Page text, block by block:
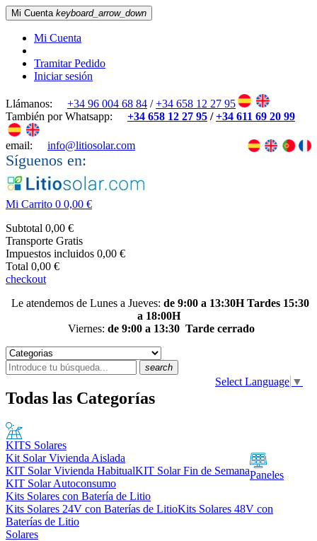
Mi Cuenta keyboard_arrow_down
Mi Cuenta
Tramitar Pedido
Iniciar sesión
Llámanos: +34 96 004 68 84 /+34 658 12 27 95
También por Whatsapp:
+34 658 12 27 95 /+34 611 69 20 99
email: info@litiosolar.com
Síguenos en:
Mi Carrito 0 0,00 €
Subtotal 0,00 €
Transporte Gratis
Impuestos incluidos 0,00 €
Total 0,00 €
checkout
Le atendemos de Lunes a Jueves: de 9:00 a 13:30H Tardes 15:30
a 18:00H
Viernes: de 9:00 a 13:30 Tarde cerrado
search
Select Language ▼
Todas las Categorías
KITS Solares
Kit Solar Vivienda Aislada
KIT Solar Vivienda HabitualKIT Solar Fin de Semana
KIT Solar Autoconsumo
Kits Solares con Batería de Litio
Kits Solares 24V con Baterías de LitioKits Solares 48V con
Baterías de Litio
Paneles
Solares